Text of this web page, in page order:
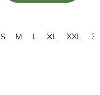
3XL 4XL
S M L XL XXL